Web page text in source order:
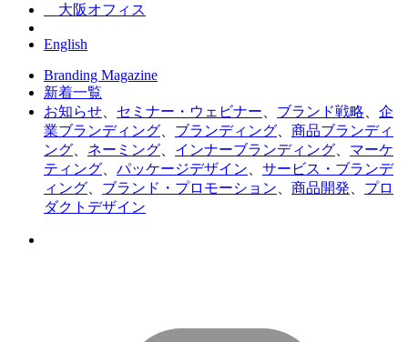
大阪オフィス
English
Branding Magazine
新着一覧
お知らせ
セミナー・ウェビナー ブランド戦略
企
業ブランディング
ブランディング
商品ブランディ
ング
ネーミング インナーブランディング
マーケ
ティング
パッケージデザイン
サービス・ブランデ
ィング
ブランド・プロモーション 商品開発
プロ
ダクトデザイン